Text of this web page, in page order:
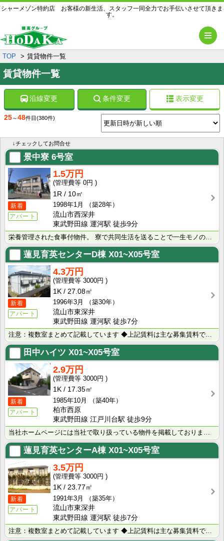
シャーメゾン特約店 お客様の新生活、スタッフ一同全力でお手伝いさせて頂きま
す。
TOP 賃貸物件一覧
賃貸物件一覧
沿線変更 条件変更 表示変更
25～48件目 (380件)
↓チェックしてお問合せ
景中寮 6号室
新着
アパート
1.5万円
0円
1R
10㎡
1998年1月
（築28年）
流山市西深井
東武野田線 運河駅 徒歩9分
栄養管理された食事付物件。 寮で共同生活を送ることで一生モノの対人スキルと自律心を得られます。多様な･･･
蓮見育英センターD棟X01~X05号室
新着
アパート
4.3万円
3000円
1K
27.08㎡
1996年3月
（築30年）
流山市東深井
東武野田線 運河駅 徒歩7分
注意：複数室まとめて記載しています ◆上記賃料は主な募集賃料です（4.2万円～4.5万円） ◆･･･
田中ハイツ X01~X05号室
新着
アパート
2.9万円
3000円
1K
17.35㎡
1985年10月
（築40年）
柏市西原
東武野田線 江戸川台駅 徒歩9分
当社ホームページには当社で取り扱っている物件を掲載しております。 現在の募集状況に関しては、スタッフ･･･
蓮見育英センターA棟X01~X05号室
新着
アパート
3.5万円
3000円
1K
23.77㎡
1991年3月
（築35年）
流山市東深井
東武野田線 運河駅 徒歩7分